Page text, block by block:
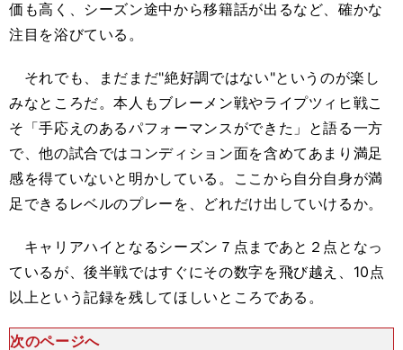
価も高く、シーズン途中から移籍話が出るなど、確かな
注目を浴びている。
それでも、まだまだ"絶好調ではない"というのが楽し
みなところだ。本人もブレーメン戦やライプツィヒ戦こ
そ「手応えのあるパフォーマンスができた」と語る一方
で、他の試合ではコンディション面を含めてあまり満足
感を得ていないと明かしている。ここから自分自身が満
足できるレベルのプレーを、どれだけ出していけるか。
キャリアハイとなるシーズン７点まであと２点となっ
ているが、後半戦ではすぐにその数字を飛び越え、10点
以上という記録を残してほしいところである。
次のページへ